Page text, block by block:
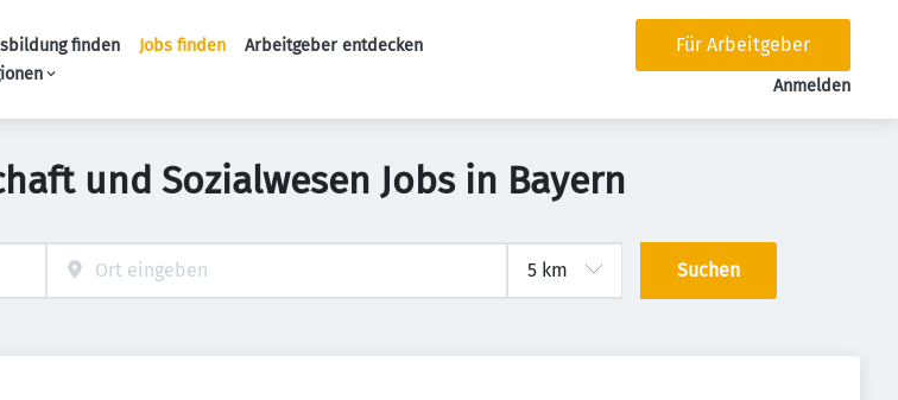
finden Jobs finden
Arbeitgeber entdecken
Für Arbeitgeber
Anmelden
und Sozialwesen Jobs in Bayern
Suchen